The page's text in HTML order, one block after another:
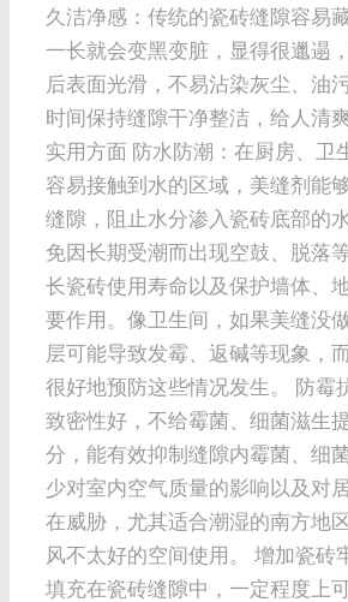
久洁净感：传统的瓷砖缝隙容易
一长就会变黑变脏，显得很邋遢
后表面光滑，不易沾染灰尘、油
时间保持缝隙干净整洁，给人清
实用方面 防水防潮：在厨房、卫
容易接触到水的区域，美缝剂能
缝隙，阻止水分渗入瓷砖底部的
免因长期受潮而出现空鼓、脱落
长瓷砖使用寿命以及保护墙体、
要作用。像卫生间，如果美缝没
层可能导致发霉、返碱等现象，
很好地预防这些情况发生。 防霉
致密性好，不给霉菌、细菌滋生
分，能有效抑制缝隙内霉菌、细
少对室内空气质量的影响以及对
在威胁，尤其适合潮湿的南方地
风不太好的空间使用。 增加瓷砖
填充在瓷砖缝隙中，一定程度上